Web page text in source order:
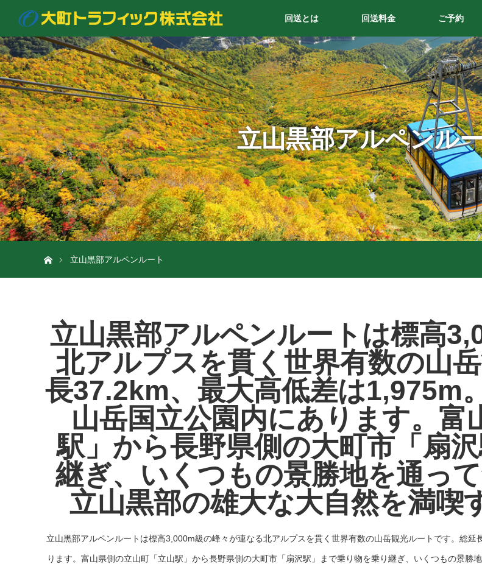
回送とは 回送料金 ご予約
立山黒部アルペンル
立山黒部アルペンルート
立山黒部アルペンルートは標高
北アルプスを貫く世界有数の山
長37.2km、最大高低差は1,975m
山岳国立公園内にあります。富
駅」から長野県側の大町市「扇
継ぎ、いくつもの景勝地を通っ
立山黒部の雄大な大自然を満喫
立山黒部アルペンルートは標高3,000m級の峰々が連なる北アルプスを貫く世界有数の山岳観光ルートです。総
ります。富山県側の立山町「立山駅」から長野県側の大町市「扇沢駅」まで乗り物を乗り継ぎ、いくつもの景